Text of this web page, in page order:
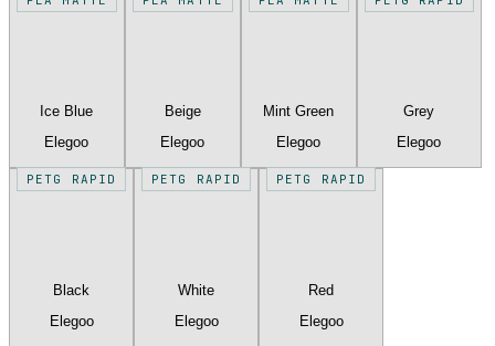
Ice Blue
Elegoo
Beige
Elegoo
Mint Green
Elegoo
Grey
Elegoo
PETG RAPID
Black
Elegoo
PETG RAPID
White
Elegoo
PETG RAPID
Red
Elegoo